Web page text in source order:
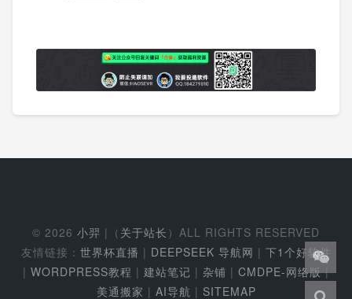
© 2026 小羿 |（ 关于站长 ）ALL RIGHTS RESERVED
友情链接： 世界杯直播 | DEEPSEEK 导航网 | 下1个好软件
| WORDPRESS教程 | 建站笔记 | 杂铺 | CMDPE-网络版|
美通搬家 | AI导航 | SITEMAP